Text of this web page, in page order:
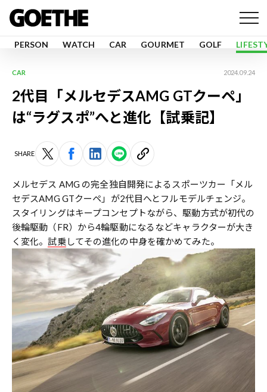
PERSON WATCH CAR GOURMET GOLF
CAR 2024.09.24
2代目「メルセデスAMG GTクーペ」
は“ラグスポ”へと進化【試乗記】
SHARE
メルセデス AMG の完全独自開発によるスポーツカー「メル
セデスAMG GTクーペ」が2代目へとフルモデルチェンジ。
スタイリングはキープコンセプトながら、駆動方式が初代の
後輪駆動（FR）から4輪駆動になるなどキャラクターが大き
く変化。試乗してその進化の中身を確かめてみた。